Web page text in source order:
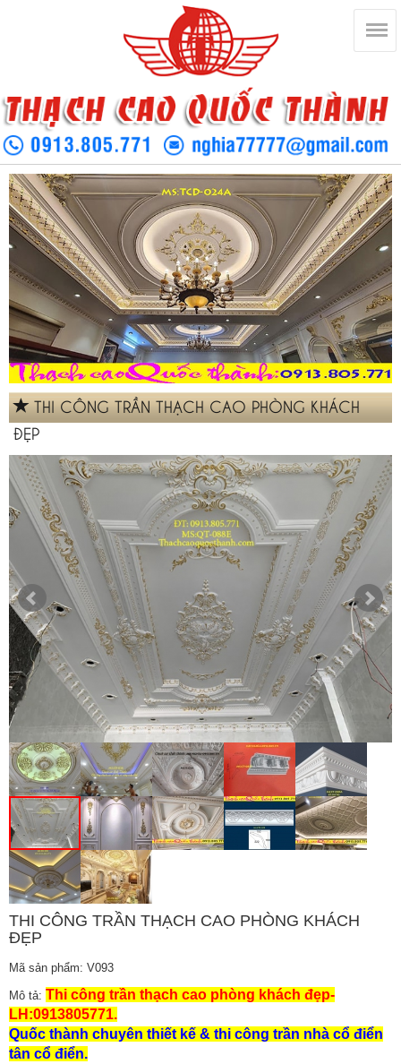
THI CÔNG TRẦN THẠCH CAO PHÒNG KHÁCH
ĐẸP
THI CÔNG TRẦN THẠCH CAO PHÒNG KHÁCH
ĐẸP
Mã sản phẩm: V093
Mô tả: Thi công trần thạch cao phòng khách đẹp-
LH:0913805771.
Quốc thành chuyên thiết kế & thi công trần nhà cổ điển
tân cổ điển.